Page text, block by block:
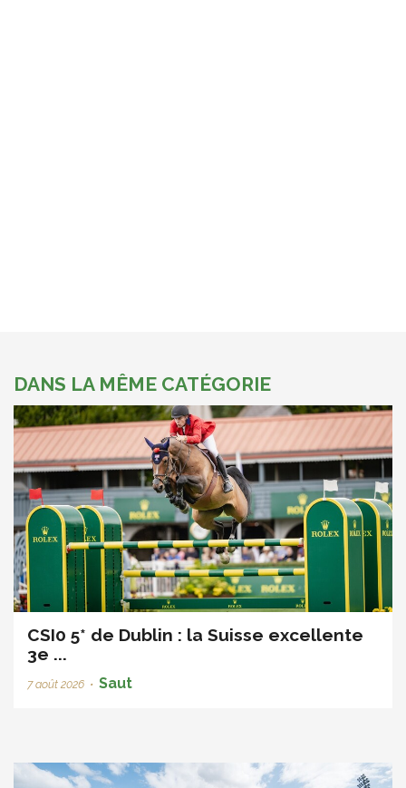
DANS LA MÊME CATÉGORIE
CSI0 5* de Dublin : la Suisse excellente
3e ...
7 août 2026 • Saut